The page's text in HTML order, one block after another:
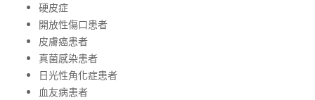
硬皮症
開放性傷口患者
皮膚癌患者
真菌感染患者
日光性角化症患者
血友病患者